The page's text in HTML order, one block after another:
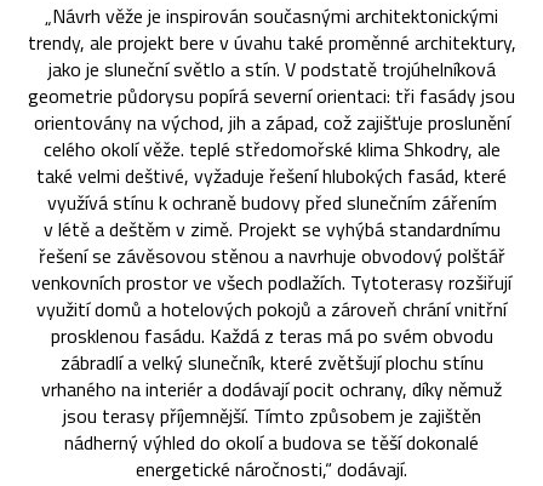
„Návrh věže je inspirován současnými architektonickými
trendy, ale projekt bere v úvahu také proměnné architektury,
jako je sluneční světlo a stín. V podstatě trojúhelníková
geometrie půdorysu popírá severní orientaci: tři fasády jsou
orientovány na východ, jih a západ, což zajišťuje proslunění
celého okolí věže. teplé středomořské klima Shkodry, ale
také velmi deštivé, vyžaduje řešení hlubokých fasád, které
využívá stínu k ochraně budovy před slunečním zářením
v létě a deštěm v zimě. Projekt se vyhýbá standardnímu
řešení se závěsovou stěnou a navrhuje obvodový polštář
venkovních prostor ve všech podlažích. Tytoterasy rozšiřují
využití domů a hotelových pokojů a zároveň chrání vnitřní
prosklenou fasádu. Každá z teras má po svém obvodu
zábradlí a velký slunečník, které zvětšují plochu stínu
vrhaného na interiér a dodávají pocit ochrany, díky němuž
jsou terasy příjemnější. Tímto způsobem je zajištěn
nádherný výhled do okolí a budova se těší dokonalé
energetické náročnosti,“ dodávají.